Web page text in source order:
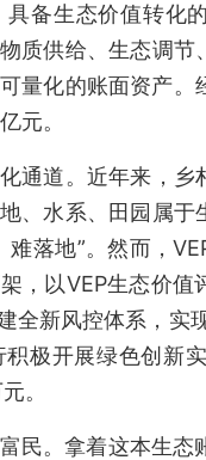
备生态价值转化
质供给、生态调
量化的账面资产
元。
通道。近年来，
、水系、田园属
难落地”。然而，
，以VEP生态价
全新风控体系，实
极开展绿色创新
。
民。拿着这本生态